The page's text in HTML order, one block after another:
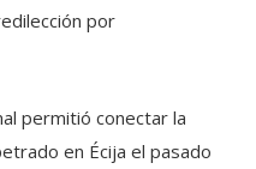
por
permitió conectar la
en Écija el pasado